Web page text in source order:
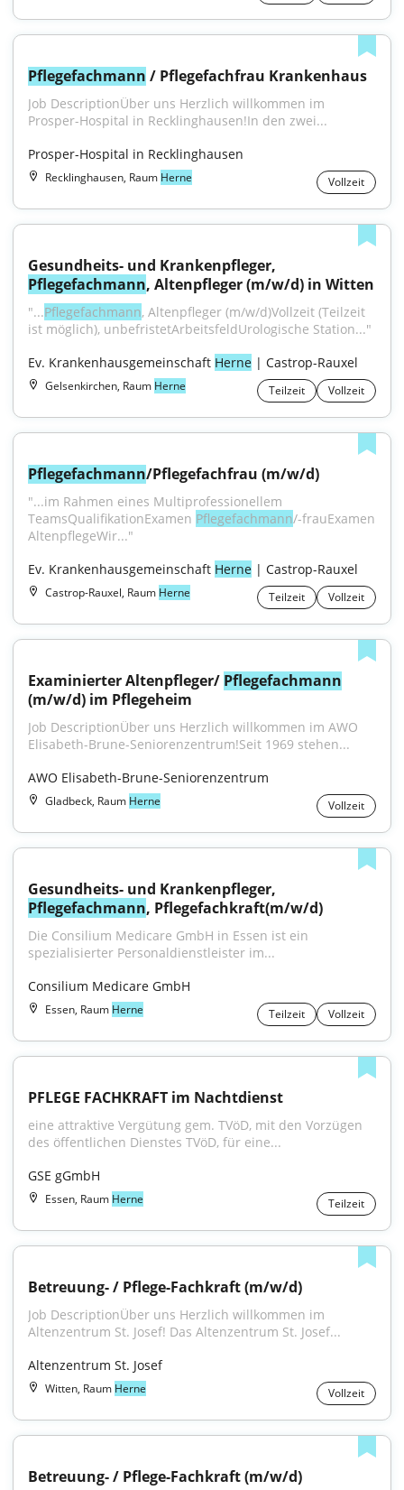
Pflegefachmann / Pflegefachfrau Krankenhaus
Job DescriptionÜber uns Herzlich willkommen im
Prosper-Hospital in Recklinghausen!In den zwei...
Prosper-Hospital in Recklinghausen
Recklinghausen, Raum Herne Vollzeit
Pflegefachmann, Altenpfleger (m/w/d) in Witten
"...Pflegefachmann, Altenpfleger (m/w/d)Vollzeit (Teilzeit
ist möglich), unbefristetArbeitsfeldUrologische Station..."
Ev. Krankenhausgemeinschaft Herne | Castrop-Rauxel
Gelsenkirchen, Raum Herne Teilzeit Vollzeit
Pflegefachmann/Pflegefachfrau (m/w/d)
"...im Rahmen eines Multiprofessionellem
TeamsQualifikationExamen Pflegefachmann/-frauExamen
AltenpflegeWir..."
Ev. Krankenhausgemeinschaft Herne | Castrop-Rauxel
Castrop-Rauxel, Raum Herne Teilzeit Vollzeit
Examinierter Altenpfleger/ Pflegefachmann
(m/w/d) im Pflegeheim
Job DescriptionÜber uns Herzlich willkommen im AWO
Elisabeth-Brune-Seniorenzentrum!Seit 1969 stehen...
AWO Elisabeth-Brune-Seniorenzentrum
Gladbeck, Raum Herne Vollzeit
Pflegefachmann, Pflegefachkraft(m/w/d)
Die Consilium Medicare GmbH in Essen ist ein
spezialisierter Personaldienstleister im...
Consilium Medicare GmbH
Essen, Raum Herne Teilzeit Vollzeit
PFLEGE FACHKRAFT im Nachtdienst
eine attraktive Vergütung gem. TVöD, mit den Vorzügen
des öffentlichen Dienstes TVöD, für eine...
GSE gGmbH
Essen, Raum Herne Teilzeit
Betreuung- / Pflege-Fachkraft (m/w/d)
Job DescriptionÜber uns Herzlich willkommen im
Altenzentrum St. Josef! Das Altenzentrum St. Josef...
Altenzentrum St. Josef
Witten, Raum Herne Vollzeit
Betreuung- / Pflege-Fachkraft (m/w/d)